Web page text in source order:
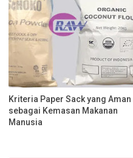
Kriteria Paper Sack yang Aman
sebagai Kemasan Makanan
Manusia